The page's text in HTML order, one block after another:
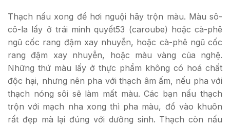
Thạch nấu xong để hơi nguội hãy trộn màu. Màu sô-
cô-la lấy ở trái minh quyết53 (caroube) hoặc cà-phê
ngũ cốc rang đậm xay nhuyễn, hoặc cà-phê ngũ cốc
rang đậm xay nhuyễn, hoặc màu vàng của nghệ.
Những thứ màu lấy ở thực phẩm không có hoá chất
độc hại, nhưng nên pha với thạch âm ấm, nếu pha với
thạch nóng sôi sẽ làm mất màu. Các bạn nấu thạch
trộn với mạch nha xong thì pha màu, đổ vào khuôn
rất đẹp mà lại đúng với dưỡng sinh. Thạch còn nấu